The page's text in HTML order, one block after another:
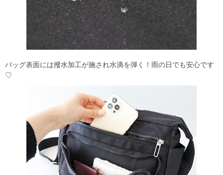
バッグ表面には撥水加工が施され水滴を弾く！雨の日でも安心です
♡